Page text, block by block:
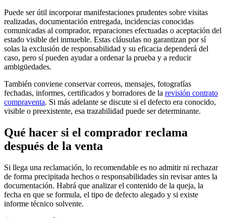
Puede ser útil incorporar manifestaciones prudentes sobre visitas
realizadas, documentación entregada, incidencias conocidas
comunicadas al comprador, reparaciones efectuadas o aceptación del
estado visible del inmueble. Estas cláusulas no garantizan por sí
solas la exclusión de responsabilidad y su eficacia dependerá del
caso, pero sí pueden ayudar a ordenar la prueba y a reducir
ambigüedades.
También conviene conservar correos, mensajes, fotografías
fechadas, informes, certificados y borradores de la revisión contrato
compraventa. Si más adelante se discute si el defecto era conocido,
visible o preexistente, esa trazabilidad puede ser determinante.
Qué hacer si el comprador reclama
después de la venta
Si llega una reclamación, lo recomendable es no admitir ni rechazar
de forma precipitada hechos o responsabilidades sin revisar antes la
documentación. Habrá que analizar el contenido de la queja, la
fecha en que se formula, el tipo de defecto alegado y si existe
informe técnico solvente.